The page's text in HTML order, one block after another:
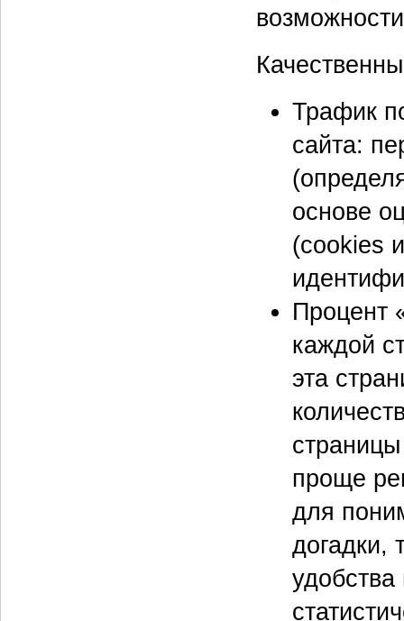
Трафик
сайта:
основе
(cookies
Процент
каждой
эта
проще
для
догадки,